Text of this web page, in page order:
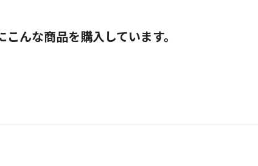
んな商品を購入しています。